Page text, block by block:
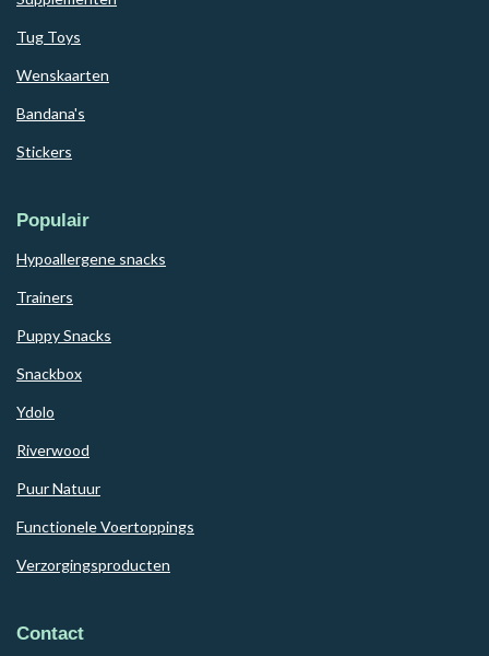
Tug Toys
Wenskaarten
Bandana's
Stickers
Populair
Hypoallergene snacks
Trainers
Puppy Snacks
Snackbox
Ydolo
Riverwood
Puur Natuur
Functionele Voertoppings
Verzorgingsproducten
Contact